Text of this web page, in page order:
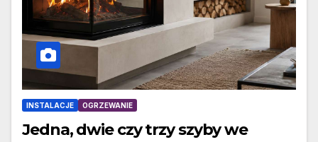
INSTALACJE OGRZEWANIE
Jedna, dwie czy trzy szyby we